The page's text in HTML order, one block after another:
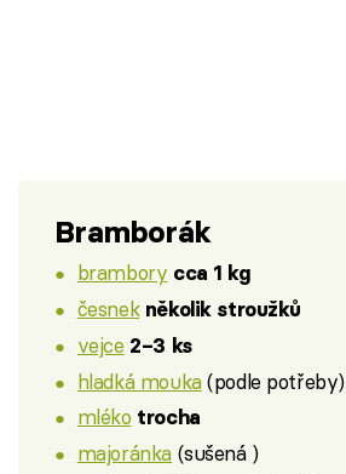
Bramborák
brambory cca 1 kg
česnek několik stroužků
vejce 2–3 ks
hladká mouka(podle potřeby)
mléko trocha
majoránka(sušená )